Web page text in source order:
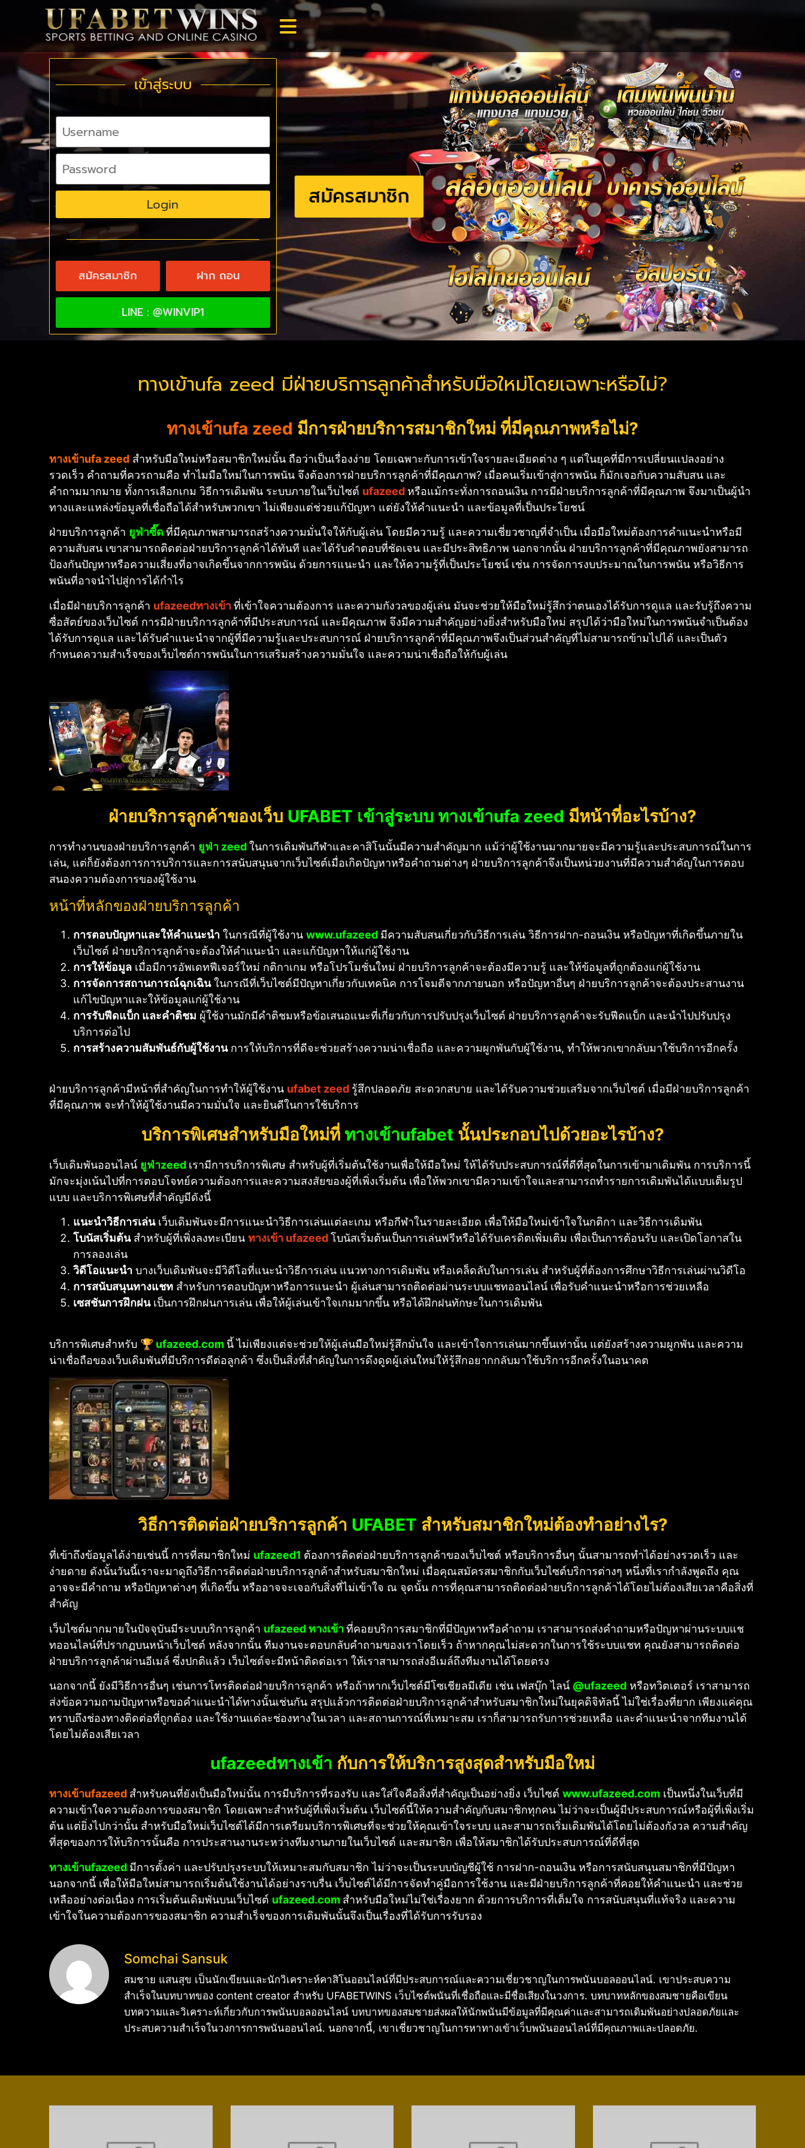
เข้าสู่ระบบ
สมัครสมาชิก ฝาก ถอน
LINE : @WINVIP1
สมัครสมาชิก
ทางเข้าufa zeed มีฝ่ายบริการลูกค้าสำหรับมือใหม่โดยเฉพาะหรือไม่?
ทางเข้าufa zeed มีการฝ่ายบริการสมาชิกใหม่ ที่มีคุณภาพหรือไม่?
ทางเข้าufa zeed สำหรับมือใหม่หรือสมาชิกใหม่นั้น ถือว่าเป็นเรื่องง่าย โดยเฉพาะกับการเข้าใจรายละเอียดต่าง ๆ แต่ในยุคที่มีการเปลี่ยนแปลงอย่าง
รวดเร็ว คำถามที่ควรถามคือ ทำไมมือใหม่ในการพนัน จึงต้องการฝ่ายบริการลูกค้าที่มีคุณภาพ? เมื่อคนเริ่มเข้าสู่การพนัน ก็มักเจอกับความสับสน และ
คำถามมากมาย ทั้งการเลือกเกม วิธีการเดิมพัน ระบบภายในเว็บไซต์ ufazeed หรือแม้กระทั่งการถอนเงิน การมีฝ่ายบริการลูกค้าที่มีคุณภาพ จึงมาเป็นผู้นำ
ทางและแหล่งข้อมูลที่เชื่อถือได้สำหรับพวกเขา ไม่เพียงแต่ช่วยแก้ปัญหา แต่ยังให้คำแนะนำ และข้อมูลที่เป็นประโยชน์
ฝ่ายบริการลูกค้า ยูฟ่าซี๊ด ที่มีคุณภาพสามารถสร้างความมั่นใจให้กับผู้เล่น โดยมีความรู้ และความเชี่ยวชาญที่จำเป็น เมื่อมือใหม่ต้องการคำแนะนำหรือมี
ความสับสน เขาสามารถติดต่อฝ่ายบริการลูกค้าได้ทันที และได้รับคำตอบที่ชัดเจน และมีประสิทธิภาพ นอกจากนั้น ฝ่ายบริการลูกค้าที่มีคุณภาพยังสามารถ
ป้องกันปัญหาหรือความเสี่ยงที่อาจเกิดขึ้นจากการพนัน ด้วยการแนะนำ และให้ความรู้ที่เป็นประโยชน์ เช่น การจัดการงบประมาณในการพนัน หรือวิธีการ
พนันที่อาจนำไปสู่การได้กำไร
เมื่อมีฝ่ายบริการลูกค้า ufazeedทางเข้าที่เข้าใจความต้องการ และความกังวลของผู้เล่น มันจะช่วยให้มือใหม่รู้สึกว่าตนเองได้รับการดูแล และรับรู้ถึงความ
ซื่อสัตย์ของเว็บไซต์ การมีฝ่ายบริการลูกค้าที่มีประสบการณ์ และมีคุณภาพ จึงมีความสำคัญอย่างยิ่งสำหรับมือใหม่ สรุปได้ว่ามือใหม่ในการพนันจำเป็นต้อง
ได้รับการดูแล และได้รับคำแนะนำจากผู้ที่มีความรู้และประสบการณ์ ฝ่ายบริการลูกค้าที่มีคุณภาพจึงเป็นส่วนสำคัญที่ไม่สามารถข้ามไปได้ และเป็นตัว
กำหนดความสำเร็จของเว็บไซต์การพนันในการเสริมสร้างความมั่นใจ และความน่าเชื่อถือให้กับผู้เล่น
ฝ่ายบริการลูกค้าของเว็บ UFABET เข้าสู่ระบบ ทางเข้าufa zeed มีหน้าที่อะไรบ้าง?
การทำงานของฝ่ายบริการลูกค้า ยูฟ่า zeedในการเดิมพันกีฬาและคาสิโนนั้นมีความสำคัญมาก แม้ว่าผู้ใช้งานมากมายจะมีความรู้และประสบการณ์ในการ
เล่น, แต่ก็ยังต้องการการบริการและการสนับสนุนจากเว็บไซต์เมื่อเกิดปัญหาหรือคำถามต่างๆ ฝ่ายบริการลูกค้าจึงเป็นหน่วยงานที่มีความสำคัญในการตอบ
สนองความต้องการของผู้ใช้งาน
หน้าที่หลักของฝ่ายบริการลูกค้า
การตอบปัญหาและให้คำแนะนำ ในกรณีที่ผู้ใช้งาน www.ufazeed มีความสับสนเกี่ยวกับวิธีการเล่น วิธีการฝาก-ถอนเงิน หรือปัญหาที่เกิดขึ้นภายใน
เว็บไซต์ ฝ่ายบริการลูกค้าจะต้องให้คำแนะนำ และแก้ปัญหาให้แก่ผู้ใช้งาน
การให้ข้อมูล เมื่อมีการอัพเดทฟีเจอร์ใหม่ กติกาเกม หรือโปรโมชั่นใหม่ ฝ่ายบริการลูกค้าจะต้องมีความรู้ และให้ข้อมูลที่ถูกต้องแก่ผู้ใช้งาน
การจัดการสถานการณ์ฉุกเฉินในกรณีที่เว็บไซต์มีปัญหาเกี่ยวกับเทคนิค การโจมตีจากภายนอก หรือปัญหาอื่นๆ ฝ่ายบริการลูกค้าจะต้องประสานงาน
แก้ไขปัญหาและให้ข้อมูลแก่ผู้ใช้งาน
การรับฟีดแบ็ก และคำติชม ผู้ใช้งานมักมีคำติชมหรือข้อเสนอแนะที่เกี่ยวกับการปรับปรุงเว็บไซต์ ฝ่ายบริการลูกค้าจะรับฟีดแบ็ก และนำไปปรับปรุง
บริการต่อไป
การสร้างความสัมพันธ์กับผู้ใช้งานการให้บริการที่ดีจะช่วยสร้างความน่าเชื่อถือ และความผูกพันกับผู้ใช้งาน, ทำให้พวกเขากลับมาใช้บริการอีกครั้ง
ฝ่ายบริการลูกค้ามีหน้าที่สำคัญในการทำให้ผู้ใช้งาน ufabet zeed รู้สึกปลอดภัย สะดวกสบาย และได้รับความช่วยเสริมจากเว็บไซต์ เมื่อมีฝ่ายบริการลูกค้า
ที่มีคุณภาพ จะทำให้ผู้ใช้งานมีความมั่นใจ และยินดีในการใช้บริการ
บริการพิเศษสำหรับมือใหม่ที่ ทางเข้าufabet นั้นประกอบไปด้วยอะไรบ้าง?
เว็บเดิมพันออนไลน์ ยูฟ่าzeed เรามีการบริการพิเศษ สำหรับผู้ที่เริ่มต้นใช้งานเพื่อให้มือใหม่ ให้ได้รับประสบการณ์ที่ดีที่สุดในการเข้ามาเดิมพัน การบริการนี้
มักจะมุ่งเน้นไปที่การตอบโจทย์ความต้องการและความสงสัยของผู้ที่เพิ่งเริ่มต้น เพื่อให้พวกเขามีความเข้าใจและสามารถทำรายการเดิมพันได้แบบเต็มรูป
แบบ และบริการพิเศษที่สำคัญมีดังนี้
แนะนำวิธีการเล่นเว็บเดิมพันจะมีการแนะนำวิธีการเล่นแต่ละเกม หรือกีฬาในรายละเอียด เพื่อให้มือใหม่เข้าใจในกติกา และวิธีการเดิมพัน
โบนัสเริ่มต้นสำหรับผู้ที่เพิ่งลงทะเบียน ทางเข้า ufazeedโบนัสเริ่มต้นเป็นการเล่นฟรีหรือได้รับเครดิตเพิ่มเติม เพื่อเป็นการต้อนรับ และเปิดโอกาสใน
การลองเล่น
วิดีโอแนะนำ บางเว็บเดิมพันจะมีวิดีโอที่แนะนำวิธีการเล่น แนวทางการเดิมพัน หรือเคล็ดลับในการเล่น สำหรับผู้ที่ต้องการศึกษาวิธีการเล่นผ่านวิดีโอ
การสนับสนุนทางแชท สำหรับการตอบปัญหาหรือการแนะนำ ผู้เล่นสามารถติดต่อผ่านระบบแชทออนไลน์ เพื่อรับคำแนะนำหรือการช่วยเหลือ
เซสชันการฝึกฝนเป็นการฝึกฝนการเล่น เพื่อให้ผู้เล่นเข้าใจเกมมากขึ้น หรือได้ฝึกฝนทักษะในการเดิมพัน
บริการพิเศษสำหรับ 🏆 ufazeed.com นี้ ไม่เพียงแต่จะช่วยให้ผู้เล่นมือใหม่รู้สึกมั่นใจ และเข้าใจการเล่นมากขึ้นเท่านั้น แต่ยังสร้างความผูกพัน และความ
น่าเชื่อถือของเว็บเดิมพันที่มีบริการดีต่อลูกค้า ซึ่งเป็นสิ่งที่สำคัญในการดึงดูดผู้เล่นใหม่ให้รู้สึกอยากกลับมาใช้บริการอีกครั้งในอนาคต
วิธีการติดต่อฝ่ายบริการลูกค้า UFABET สำหรับสมาชิกใหม่ต้องทำอย่างไร?
ที่เข้าถึงข้อมูลได้ง่ายเช่นนี้ การที่สมาชิกใหม่ ufazeed1 ต้องการติดต่อฝ่ายบริการลูกค้าของเว็บไซต์ หรือบริการอื่นๆ นั้นสามารถทำได้อย่างรวดเร็ว และ
ง่ายดาย ดังนั้นวันนี้เราจะมาดูถึงวิธีการติดต่อฝ่ายบริการลูกค้าสำหรับสมาชิกใหม่ เมื่อคุณสมัครสมาชิกกับเว็บไซต์บริการต่างๆ หนึ่งที่เรากำลังพูดถึง คุณ
อาจจะมีคำถาม หรือปัญหาต่างๆ ที่เกิดขึ้น หรืออาจจะเจอกับสิ่งที่ไม่เข้าใจ ณ จุดนั้น การที่คุณสามารถติดต่อฝ่ายบริการลูกค้าได้โดยไม่ต้องเสียเวลาคือสิ่งที่
สำคัญ
เว็บไซต์มากมายในปัจจุบันมีระบบบริการลูกค้า ufazeed ทางเข้าที่คอยบริการสมาชิกที่มีปัญหาหรือคำถาม เราสามารถส่งคำถามหรือปัญหาผ่านระบบแช
ทออนไลน์ที่ปรากฏบนหน้าเว็บไซต์ หลังจากนั้น ทีมงานจะตอบกลับคำถามของเราโดยเร็ว ถ้าหากคุณไม่สะดวกในการใช้ระบบแชท คุณยังสามารถติดต่อ
ฝ่ายบริการลูกค้าผ่านอีเมล์ ซึ่งปกติแล้ว เว็บไซต์จะมีหน้าติดต่อเรา ให้เราสามารถส่งอีเมล์ถึงทีมงานได้โดยตรง
นอกจากนี้ ยังมีวิธีการอื่นๆ เช่นการโทรติดต่อฝ่ายบริการลูกค้า หรือถ้าหากเว็บไซต์มีโซเชียลมีเดีย เช่น เฟสบุ๊ก ไลน์ @ufazeed หรือทวิตเตอร์ เราสามารถ
ส่งข้อความถามปัญหาหรือขอคำแนะนำได้ทางนั้นเช่นกัน สรุปแล้วการติดต่อฝ่ายบริการลูกค้าสำหรับสมาชิกใหม่ในยุคดิจิทัลนี้ ไม่ใช่เรื่องที่ยาก เพียงแค่คุณ
ทราบถึงช่องทางติดต่อที่ถูกต้อง และใช้งานแต่ละช่องทางในเวลา และสถานการณ์ที่เหมาะสม เราก็สามารถรับการช่วยเหลือ และคำแนะนำจากทีมงานได้
โดยไม่ต้องเสียเวลา
ufazeedทางเข้า กับการให้บริการสูงสุดสำหรับมือใหม่
ทางเข้าufazeed สำหรับคนที่ยังเป็นมือใหม่นั้น การมีบริการที่รองรับ และใส่ใจคือสิ่งที่สำคัญเป็นอย่างยิ่ง เว็บไซต์ www.ufazeed.com เป็นหนึ่งในเว็บที่มี
ความเข้าใจความต้องการของสมาชิก โดยเฉพาะสำหรับผู้ที่เพิ่งเริ่มต้น เว็บไซต์นี้ให้ความสำคัญกับสมาชิกทุกคน ไม่ว่าจะเป็นผู้มีประสบการณ์หรือผู้ที่เพิ่งเริ่ม
ต้น แต่ยิ่งไปกว่านั้น สำหรับมือใหม่เว็บไซต์ได้มีการเตรียมบริการพิเศษที่จะช่วยให้คุณเข้าใจระบบ และสามารถเริ่มเดิมพันได้โดยไม่ต้องกังวล ความสำคัญ
ที่สุดของการให้บริการนั้นคือ การประสานงานระหว่างทีมงานภายในเว็บไซต์ และสมาชิก เพื่อให้สมาชิกได้รับประสบการณ์ที่ดีที่สุด
ทางเข้าufazeed มีการตั้งค่า และปรับปรุงระบบให้เหมาะสมกับสมาชิก ไม่ว่าจะเป็นระบบบัญชีผู้ใช้ การฝาก-ถอนเงิน หรือการสนับสนุนสมาชิกที่มีปัญหา
นอกจากนี้ เพื่อให้มือใหม่สามารถเริ่มต้นใช้งานได้อย่างราบรื่น เว็บไซต์ได้มีการจัดทำคู่มือการใช้งาน และมีฝ่ายบริการลูกค้าที่คอยให้คำแนะนำ และช่วย
เหลืออย่างต่อเนื่อง การเริ่มต้นเดิมพันบนเว็บไซต์ ufazeed.com สำหรับมือใหม่ไม่ใช่เรื่องยาก ด้วยการบริการที่เต็มใจ การสนับสนุนที่แท้จริง และความ
เข้าใจในความต้องการของสมาชิก ความสำเร็จของการเดิมพันนั้นจึงเป็นเรื่องที่ได้รับการรับรอง
Somchai Sansuk
สมชาย แสนสุข เป็นนักเขียนและนักวิเคราะห์คาสิโนออนไลน์ที่มีประสบการณ์และความเชี่ยวชาญในการพนันบอลออนไลน์. เขาประสบความ
สำเร็จในบทบาทของ content creator สำหรับ UFABETWINS เว็บไซต์พนันที่เชื่อถือและมีชื่อเสียงในวงการ. บทบาทหลักของสมชายคือเขียน
บทความและวิเคราะห์เกี่ยวกับการพนันบอลออนไลน์ บทบาทของสมชายส่งผลให้นักพนันมีข้อมูลที่มีคุณค่าและสามารถเดิมพันอย่างปลอดภัยและ
ประสบความสำเร็จในวงการการพนันออนไลน์. นอกจากนี้, เขาเชี่ยวชาญในการหาทางเข้าเว็บพนันออนไลน์ที่มีคุณภาพและปลอดภัย.